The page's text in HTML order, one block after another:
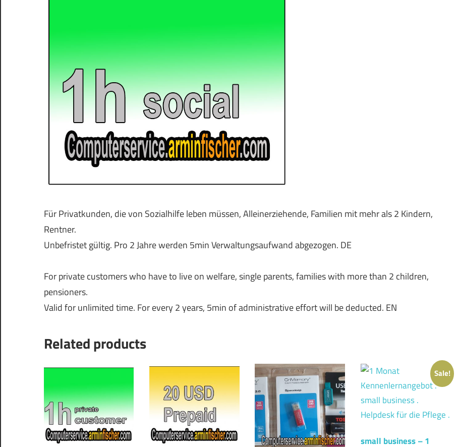
Für Privatkunden, die von Sozialhilfe leben müssen, Alleinerziehende, Familien mit mehr als 2 Kindern,
Rentner.
Unbefristet gültig. Pro 2 Jahre werden 5min Verwaltungsaufwand abgezogen. DE
For private customers who have to live on welfare, single parents, families with more than 2 children,
pensioners.
Valid for unlimited time. For every 2 years, 5min of administrative effort will be deducted. EN
Related products
Sale!
small business – 1